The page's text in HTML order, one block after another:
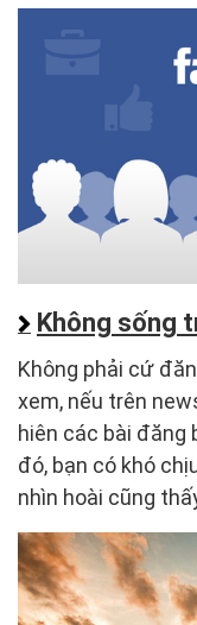
Không sống
Không phải cứ
xem, nếu trên
hiên các bài đăng
đó, bạn có khó
nhìn hoài cũng